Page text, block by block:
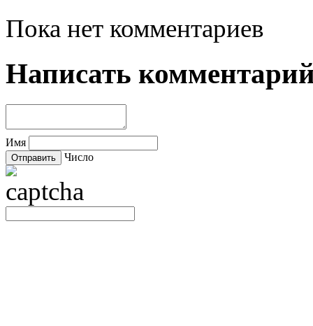
Пока нет комментариев
Написать
Имя
Число